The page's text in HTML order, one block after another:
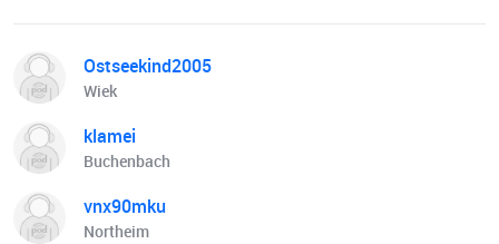
Ostseekind2005
Wiek
klamei
Buchenbach
vnx90mku
Northeim